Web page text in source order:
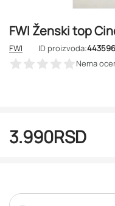
FWI Ženski top
FWI ID proizvoda:
Nema
3.990RSD